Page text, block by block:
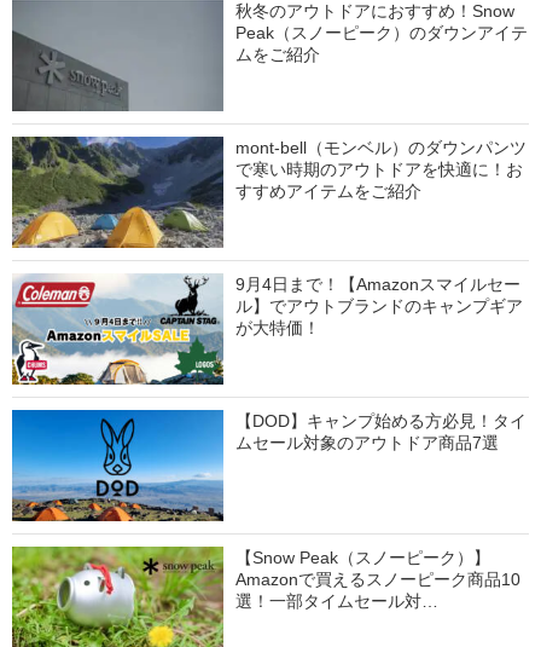
秋冬のアウトドアにおすすめ！Snow
Peak（スノーピーク）のダウンアイテ
ムをご紹介
mont-bell（モンベル）のダウンパンツ
で寒い時期のアウトドアを快適に！お
すすめアイテムをご紹介
9月4日まで！【Amazonスマイルセー
ル】でアウトブランドのキャンプギア
が大特価！
【DOD】キャンプ始める方必見！タイ
ムセール対象のアウトドア商品7選
【Snow Peak（スノーピーク）】
Amazonで買えるスノーピーク商品10
選！一部タイムセール対…